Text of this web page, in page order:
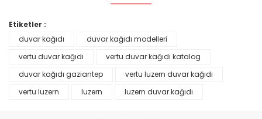
Etiketler :
duvar kağıdı
duvar kağıdı modelleri
vertu duvar kağıdı
vertu duvar kağıdı katalog
duvar kağıdı gaziantep
vertu luzern duvar kağıdı
vertu luzern
luzern luzern duvar kağıdı